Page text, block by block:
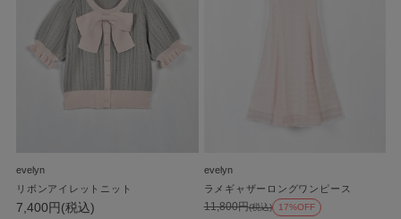
evelyn
リボンアイレットニット
7,400円(税込)
evelyn
ラメギャザーロングワンピース
11,800円(税込) 17%OFF